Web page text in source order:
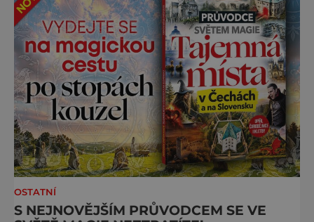
OSTATNÍ
S NEJNOVĚJŠÍM PRŮVODCEM SE VE